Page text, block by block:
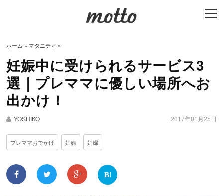
ホーム » マタニティ »
妊娠中に受けられるサービス3
選｜プレママに優しい場所へお
出かけ！
YOSHIKO 2017年01月25日
プレママおでかけ 妊娠 妊婦